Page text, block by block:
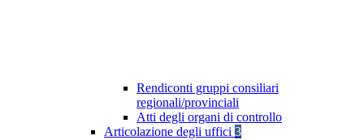
Rendiconti gruppi consiliari
regionali/provinciali
Atti degli organi di controllo
Articolazione degli uffici 3